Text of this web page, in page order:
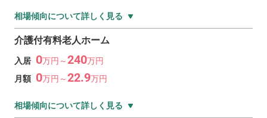
相場傾向について詳しく見る
介護付有料老人ホーム
入居 0万円～240万円
月額 0万円～22.9万円
相場傾向について詳しく見る